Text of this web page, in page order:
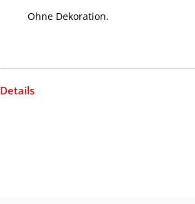
Ohne Dekoration.
Details